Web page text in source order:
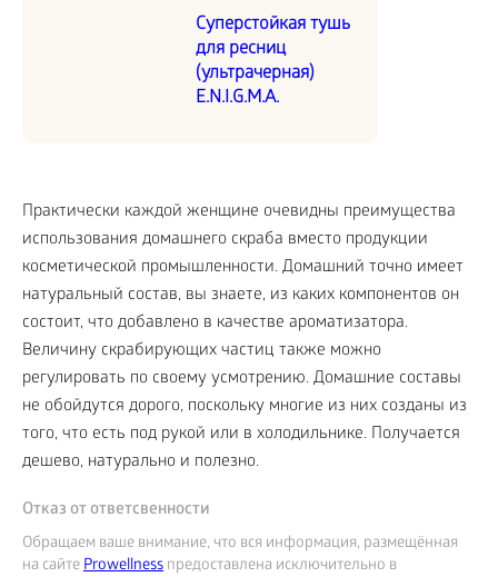
Суперстойкая тушь
для ресниц
(ультрачерная)
E.N.I.G.M.A.
Практически каждой женщине очевидны преимущества
использования домашнего скраба вместо продукции
косметической промышленности. Домашний точно имеет
натуральный состав, вы знаете, из каких компонентов он
состоит, что добавлено в качестве ароматизатора.
Величину скрабирующих частиц также можно
регулировать по своему усмотрению. Домашние составы
не обойдутся дорого, поскольку многие из них созданы из
того, что есть под рукой или в холодильнике. Получается
дешево, натурально и полезно.
Отказ от ответсвенности
Обращаем ваше внимание, что вся информация, размещённая
на сайтеProwellness предоставлена исключительно в